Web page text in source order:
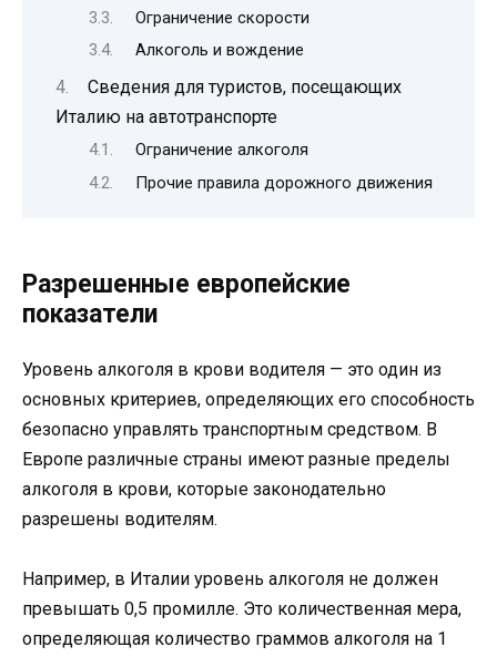
Ограничение скорости
Алкоголь и вождение
Сведения для туристов, посещающих
Италию на автотранспорте
Ограничение алкоголя
Прочие правила дорожного движения
Разрешенные европейские
показатели
Уровень алкоголя в крови водителя — это один из
основных критериев, определяющих его способность
безопасно управлять транспортным средством. В
Европе различные страны имеют разные пределы
алкоголя в крови, которые законодательно
разрешены водителям.
Например, в Италии уровень алкоголя не должен
превышать 0,5 промилле. Это количественная мера,
определяющая количество граммов алкоголя на 1